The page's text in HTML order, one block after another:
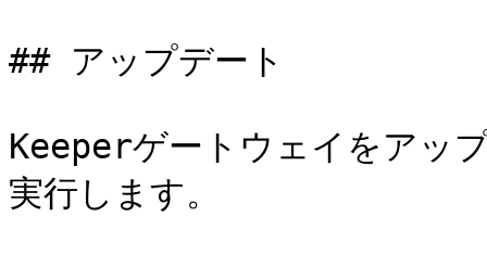
## アップデート
Keeperゲートウェイをアッ
実行します。